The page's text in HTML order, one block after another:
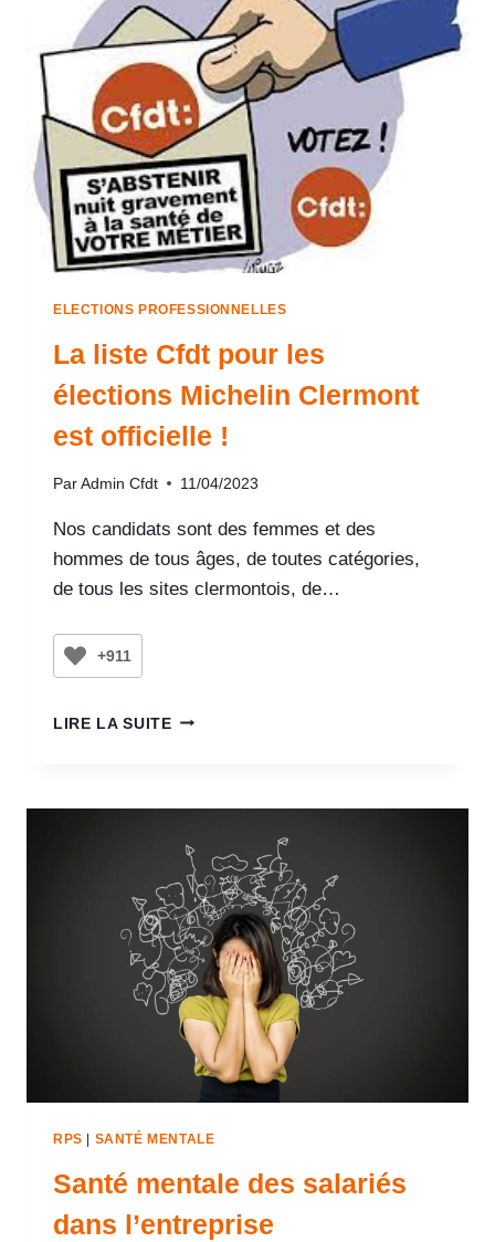
ELECTIONS PROFESSIONNELLES
La liste Cfdt pour les
élections Michelin Clermont
est officielle !
Par Admin Cfdt 11/04/2023
Nos candidats sont des femmes et des
hommes de tous âges, de toutes catégories,
de tous les sites clermontois, de…
+911
LIRE LA SUITE
RPS SANTÉ MENTALE
Santé mentale des salariés
dans l’entreprise